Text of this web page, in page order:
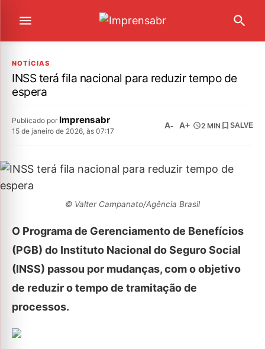
NOTÍCIAS
INSS terá fila nacional para reduzir tempo de
espera
Publicado por Imprensabr
15 de janeiro de 2026, às 07:17
A- A+ 2 MIN SALVE
© Valter Campanato/Agência Brasil
O Programa de Gerenciamento de Benefícios
(PGB) do Instituto Nacional do Seguro Social
(INSS) passou por mudanças, com o objetivo
de reduzir o tempo de tramitação de
processos.